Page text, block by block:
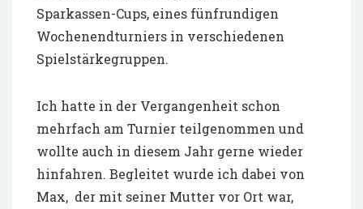
Sparkassen-Cups, eines fünfrundigen
Wochenendturniers in verschiedenen
Spielstärkegruppen.
Ich hatte in der Vergangenheit schon
mehrfach am Turnier teilgenommen und
wollte auch in diesem Jahr gerne wieder
hinfahren. Begleitet wurde ich dabei von
Max, der mit seiner Mutter vor Ort war,